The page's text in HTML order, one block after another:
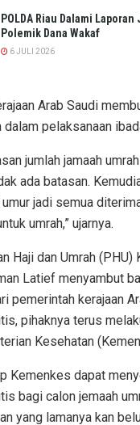
POLDA Riau Dalami
Polemik Dana Wakaf
6 JULI 2026
Arab Saudi
pelaksanaan
jumlah jamaah
ada batasan.
jadi semua
umrah,” ujarnya.
Haji dan Umrah
Latief menyambut
pemerintah kerajaan
pihaknya terus
Kesehatan
Kemenkes dapat
bagi calon jemaah
yang lamanya kan